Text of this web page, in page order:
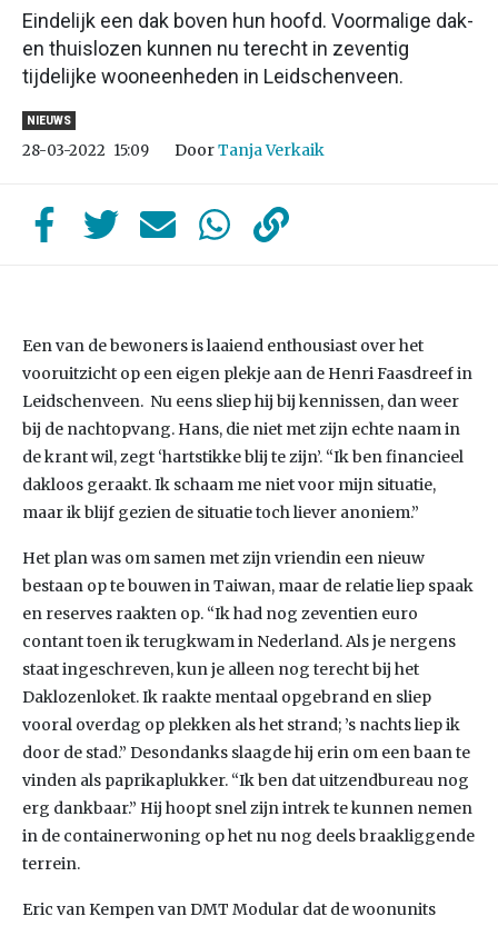
Eindelijk een dak boven hun hoofd. Voormalige dak-
en thuislozen kunnen nu terecht in zeventig
tijdelijke wooneenheden in Leidschenveen.
NIEUWS
28-03-2022 15:09 DoorTanja Verkaik
Een van de bewoners is laaiend enthousiast over het
vooruitzicht op een eigen plekje aan de Henri Faasdreef in
Leidschenveen. Nu eens sliep hij bij kennissen, dan weer
bij de nachtopvang. Hans, die niet met zijn echte naam in
de krant wil, zegt ‘hartstikke blij te zijn’. “Ik ben financieel
dakloos geraakt. Ik schaam me niet voor mijn situatie,
maar ik blijf gezien de situatie toch liever anoniem.”
Het plan was om samen met zijn vriendin een nieuw
bestaan op te bouwen in Taiwan, maar de relatie liep spaak
en reserves raakten op. “Ik had nog zeventien euro
contant toen ik terugkwam in Nederland. Als je nergens
staat ingeschreven, kun je alleen nog terecht bij het
Daklozenloket. Ik raakte mentaal opgebrand en sliep
vooral overdag op plekken als het strand; ’s nachts liep ik
door de stad.” Desondanks slaagde hij erin om een baan te
vinden als paprikaplukker. “Ik ben dat uitzendbureau nog
erg dankbaar.” Hij hoopt snel zijn intrek te kunnen nemen
in de containerwoning op het nu nog deels braakliggende
terrein.
Eric van Kempen van DMT Modular dat de woonunits